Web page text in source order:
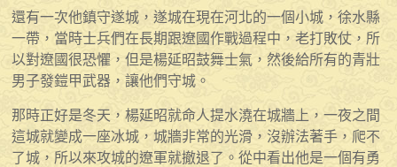
還有一次他鎮守遂城，遂城在現在河北的一個小城，徐水縣
一帶，當時士兵們在長期跟遼國作戰過程中，老打敗仗，所
以對遼國很恐懼，但是楊延昭鼓舞士氣，然後給所有的青壯
男子發鎧甲武器，讓他們守城。
那時正好是冬天，楊延昭就命人提水澆在城牆上，一夜之間
這城就變成一座冰城，城牆非常的光滑，沒辦法著手，爬不
了城，所以來攻城的遼軍就撤退了。從中看出他是一個有勇